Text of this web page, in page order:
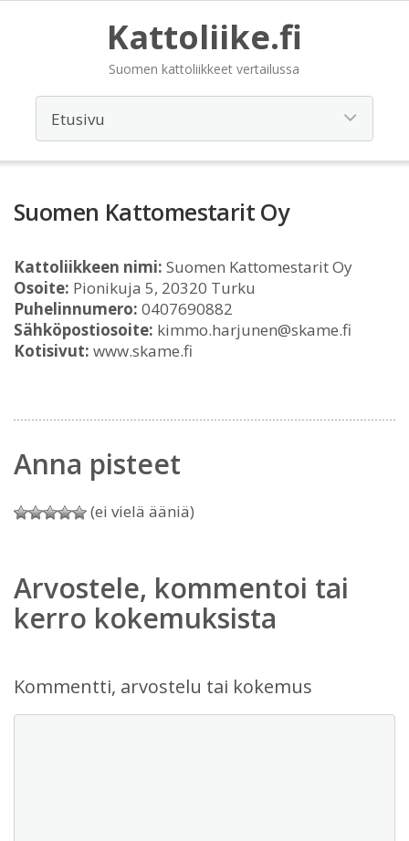
Kattoliike.fi
Suomen kattoliikkeet vertailussa
Suomen Kattomestarit Oy
Kattoliikkeen nimi: Suomen Kattomestarit Oy
Osoite: Pionikuja 5, 20320 Turku
Puhelinnumero: 0407690882
Sähköpostiosoite: kimmo.harjunen@skame.fi
Kotisivut: www.skame.fi
Anna pisteet
(ei vielä ääniä)
Arvostele, kommentoi tai
kerro kokemuksista
Kommentti, arvostelu tai kokemus